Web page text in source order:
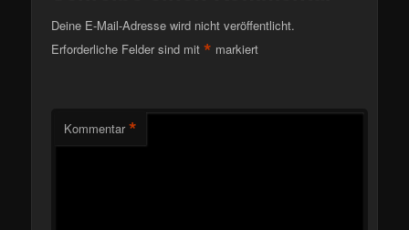
Deine E-Mail-Adresse wird nicht veröffentlicht.
Erforderliche Felder sind mit* markiert
Kommentar *